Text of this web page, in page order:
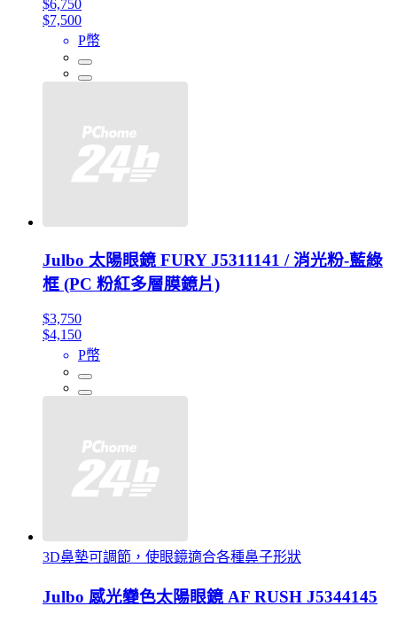
$6,750
$7,500
P幣
Julbo 太陽眼鏡 FURY J5311141 / 消光粉-藍綠
框 (PC 粉紅多層膜鏡片)
$3,750
$4,150
P幣
3D鼻墊可調節，使眼鏡適合各種鼻子形狀
Julbo 感光變色太陽眼鏡 AF RUSH J5344145